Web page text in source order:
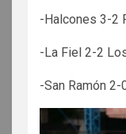
-Halcones 3-2
-La Fiel 2-2
-San Ramón 2-